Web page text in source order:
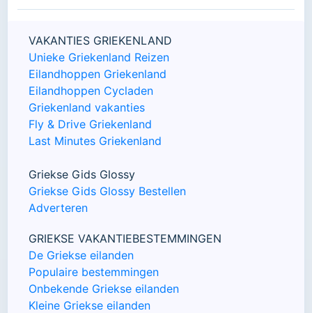
VAKANTIES GRIEKENLAND
Unieke Griekenland Reizen
Eilandhoppen Griekenland
Eilandhoppen Cycladen
Griekenland vakanties
Fly & Drive Griekenland
Last Minutes Griekenland
Griekse Gids Glossy
Griekse Gids Glossy Bestellen
Adverteren
GRIEKSE VAKANTIEBESTEMMINGEN
De Griekse eilanden
Populaire bestemmingen
Onbekende Griekse eilanden
Kleine Griekse eilanden